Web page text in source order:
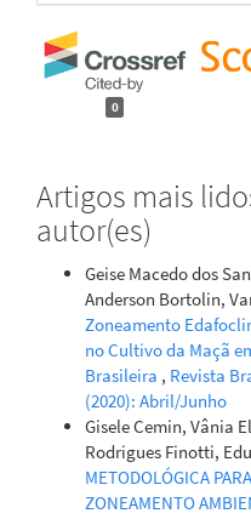
0
Artigos mais
autor(es)
Geise Macedo dos
Anderson Bortolin,
Zoneamento
no Cultivo da Maçã
Brasileira , Revista
(2020): Abril/Junho
Gisele Cemin, Vânia
Rodrigues Finotti,
METODOLÓGICA
ZONEAMENTO